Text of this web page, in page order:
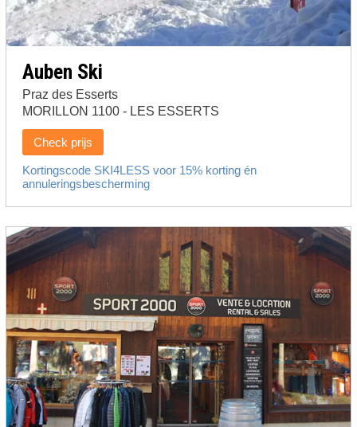
Auben Ski
Praz des Esserts
MORILLON 1100 - LES ESSERTS
Check prijs